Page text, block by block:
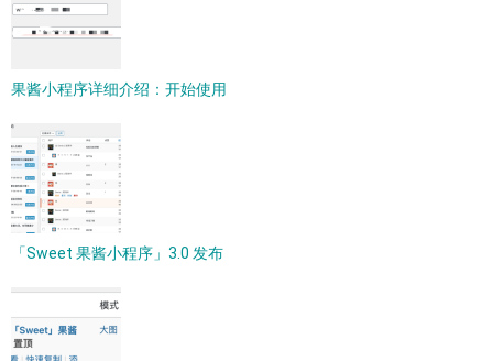
果酱小程序详细介绍：开始使用
「Sweet 果酱小程序」3.0 发布